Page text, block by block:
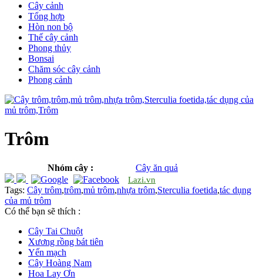
Cây cảnh
Tổng hợp
Hòn non bộ
Thế cây cảnh
Phong thủy
Bonsai
Chăm sóc cây cảnh
Phong cảnh
Trôm
Nhóm cây : Cây ăn quả
Lazi.vn
Tags: Cây trôm,trôm,mủ trôm,nhựa trôm,Sterculia foetida,tác dụng
của mủ trôm
Có thể bạn sẽ thích :
Cây Tai Chuột
Xương rồng bát tiên
Yến mạch
Cây Hoàng Nam
Hoa Lay Ơn